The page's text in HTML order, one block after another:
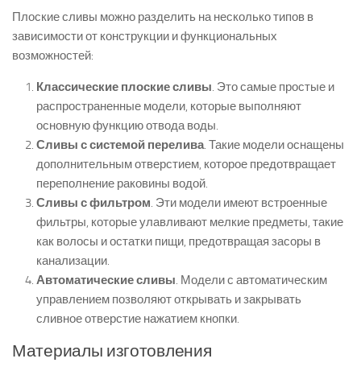
Плоские сливы можно разделить на несколько типов в
зависимости от конструкции и функциональных
возможностей:
Классические плоские сливы. Это самые простые и
распространенные модели, которые выполняют
основную функцию отвода воды.
Сливы с системой перелива. Такие модели оснащены
дополнительным отверстием, которое предотвращает
переполнение раковины водой.
Сливы с фильтром. Эти модели имеют встроенные
фильтры, которые улавливают мелкие предметы, такие
как волосы и остатки пищи, предотвращая засоры в
канализации.
Автоматические сливы. Модели с автоматическим
управлением позволяют открывать и закрывать
сливное отверстие нажатием кнопки.
Материалы изготовления